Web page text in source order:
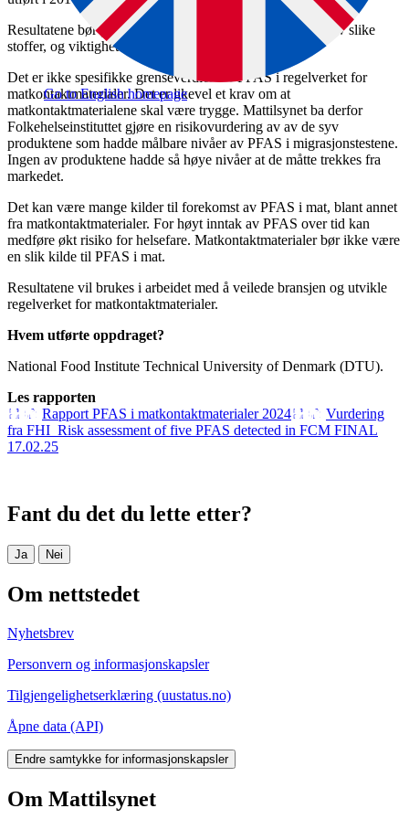
Go to English homepage
Resultatene bør gi en økt bevissthet om tilstedeværelsen av slike
stoffer, og viktigheten av å begrense bruken av PFAS.
Det er ikke spesifikke grenseverdier for PFAS i regelverket for
matkontaktmaterialer. Det er likevel et krav om at
matkontaktmaterialene skal være trygge. Mattilsynet ba derfor
Folkehelseinstituttet gjøre en risikovurdering av av de syv
produktene som hadde målbare nivåer av PFAS i migrasjonstestene.
Ingen av produktene hadde så høye nivåer at de måtte trekkes fra
markedet.
Det kan være mange kilder til forekomst av PFAS i mat, blant annet
fra matkontaktmaterialer. For høyt inntak av PFAS over tid kan
medføre økt risiko for helsefare. Matkontaktmaterialer bør ikke være
en slik kilde til PFAS i mat.
Resultatene vil brukes i arbeidet med å veilede bransjen og utvikle
regelverket for matkontaktmaterialer.
Hvem utførte oppdraget?
National Food Institute Technical University of Denmark (DTU).
Les rapporten
Rapport PFAS i matkontaktmaterialer 2024
Vurdering
fra FHI_Risk assessment of five PFAS detected in FCM FINAL
17.02.25
Fant du det du lette etter?
Ja Nei
Om nettstedet
Nyhetsbrev
Personvern og informasjonskapsler
Tilgjengelighetserklæring (uustatus.no)
Åpne data (API)
Endre samtykke for informasjonskapsler
Om Mattilsynet